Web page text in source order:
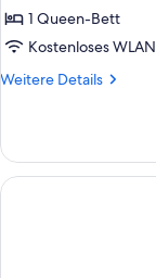
1 Queen-Bett
Kostenloses WLAN
Weitere Details
Weitere
Room